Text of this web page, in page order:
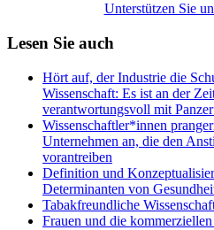
Unterstützen Sie
Lesen Sie auch
Hört auf, der Industrie die
Wissenschaft: Es ist an der
verantwortungsvoll mit
Wissenschaftler*innen
Unternehmen an, die den
vorantreiben
Definition und
Determinanten von
Tabakfreundliche
Frauen und die